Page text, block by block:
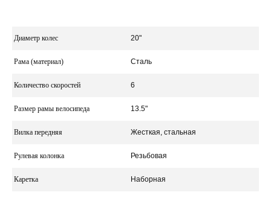
Диаметр колес 20"
Рама (материал) Сталь
Количество скоростей 6
Размер рамы велосипеда 13.5"
Вилка передняя Жесткая, стальная
Рулевая колонка Резьбовая
Каретка Наборная